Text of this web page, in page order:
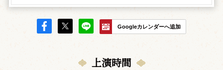
Googleカレンダーへ追加
上演時間